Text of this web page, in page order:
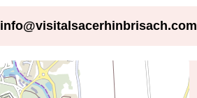
info@visitalsacerhinbrisach.com